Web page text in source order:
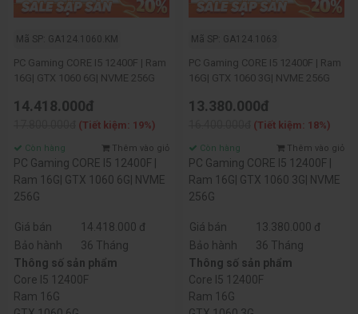
Mã SP: GA124.1060.KM
PC Gaming CORE I5 12400F | Ram
16G| GTX 1060 6G| NVME 256G
14.418.000đ
(Tiết kiệm: 19%)
Còn hàng Thêm vào giỏ
PC Gaming CORE I5 12400F |
Ram 16G| GTX 1060 6G| NVME
256G
Giá bán
14.418.000 đ
Bảo hành
36 Tháng
Thông số sản phẩm
Core I5 12400F
Ram 16G
Mã SP: GA124.1063
PC Gaming CORE I5 12400F | Ram
16G| GTX 1060 3G| NVME 256G
13.380.000đ
(Tiết kiệm: 18%)
Còn hàng Thêm vào giỏ
PC Gaming CORE I5 12400F |
Ram 16G| GTX 1060 3G| NVME
256G
Giá bán
13.380.000 đ
Bảo hành
36 Tháng
Thông số sản phẩm
Core I5 12400F
Ram 16G